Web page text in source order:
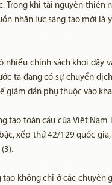
Trong khi tài nguyên thiên
nhân lực sáng tạo mới là
nhiều chính sách khơi dậy
ta đang có sự chuyển
giảm dần phụ thuộc vào
tạo toàn cầu của Việt
xếp thứ 42/129 quốc
tạo không chỉ ở các